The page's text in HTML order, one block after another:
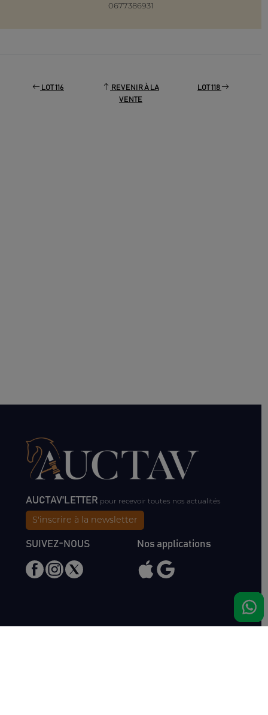
0677386931
LOT 116
REVENIR À LA
VENTE
LOT 118
AUCTAV'LETTER pour recevoir toutes nos actualités
S'inscrire à la newsletter
SUIVEZ-NOUS Nos applications